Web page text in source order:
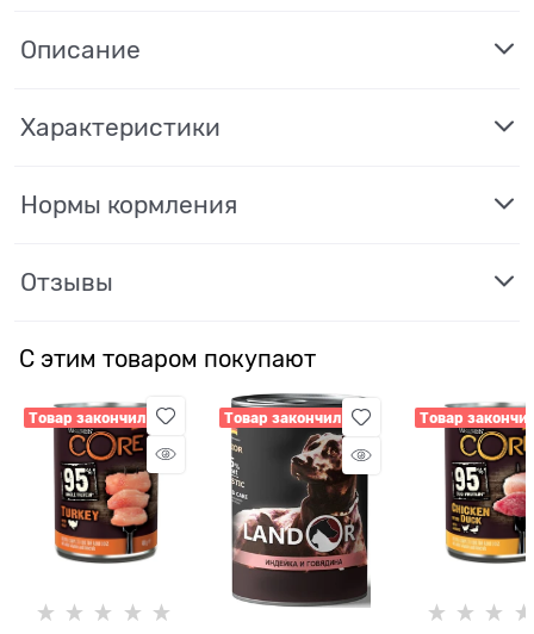
Описание
Характеристики
Нормы кормления
Отзывы
С этим товаром покупают
Товар закончился Товар закончился Товар